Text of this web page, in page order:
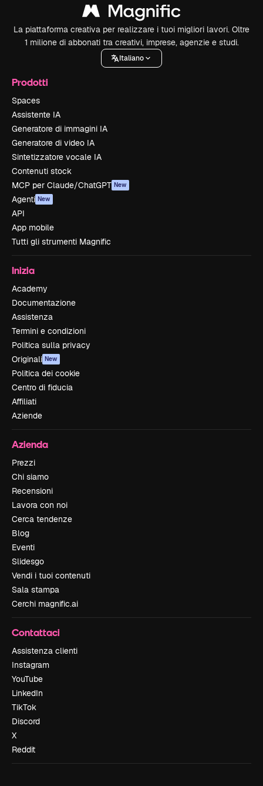
La piattaforma creativa per realizzare i tuoi migliori lavori. Oltre
1 milione di abbonati tra creativi, imprese, agenzie e studi.
Italiano
Prodotti
Spaces
Assistente IA
Generatore di immagini IA
Generatore di video IA
Sintetizzatore vocale IA
Contenuti stock
MCP per Claude/ChatGPT New
Agenti New
API
App mobile
Tutti gli strumenti Magnific
Inizia
Academy
Documentazione
Assistenza
Termini e condizioni
Politica sulla privacy
Originali New
Politica dei cookie
Centro di fiducia
Affiliati
Aziende
Azienda
Prezzi
Chi siamo
Recensioni
Lavora con noi
Cerca tendenze
Blog
Eventi
Slidesgo
Vendi i tuoi contenuti
Sala stampa
Cerchi magnific.ai
Contattaci
Assistenza clienti
Instagram
YouTube
LinkedIn
TikTok
Discord
X
Reddit